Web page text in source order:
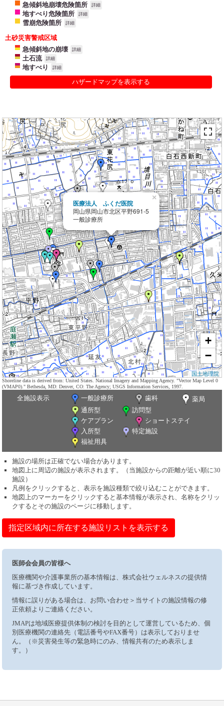
急傾斜地崩壊危険箇所 詳細
地すべり危険箇所 詳細
雪崩危険箇所 詳細
土砂災害警戒区域
急傾斜地の崩壊
詳細
土石流 詳細
地すべり 詳細
ハザードマップを表示する
医療法人 ふくだ医院
岡山県岡山市北区平野691-5
一般診療所
×
+
−
国土地理院
Shoreline data is derived from: United States. National Imagery and Mapping Agency. "Vector Map Level 0
(VMAP0)." Bethesda, MD: Denver, CO: The Agency; USGS Information Services, 1997.
全施設表示 一般診療所 歯科
薬局
通所型
訪問型
ケアプラン
ショートステイ
入所型
特定施設
福祉用具
施設の場所は正確でない場合があります。
地図上に周辺の施設が表示されます。（当施設からの距離が近い順に30
施設）
凡例をクリックすると、表示を施設種類で絞り込むことができます。
地図上のマーカーをクリックすると基本情報が表示され、名称をクリッ
クするとその施設のページに移動します。
指定区域内に所在する施設リストを表示する
医師会会員の皆様へ
医療機関や介護事業所の基本情報は、株式会社ウェルネスの提供情
報に基づき作成しています。
情報に誤りがある場合は、お問い合わせ＞当サイトの施設情報の修
正依頼よりご連絡ください。
JMAPは地域医療提供体制の検討を目的として運営しているため、個
別医療機関の連絡先（電話番号やFAX番号）は表示しておりませ
ん。（※災害発生等の緊急時にのみ、情報共有のため表示しま
す。）